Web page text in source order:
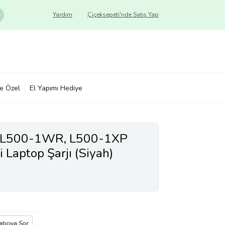
Çiçeksepeti'nde Satış Yap
Yardım
Özel El Yapımı Hediye
1WR, L500-1XP
Şarjı (Siyah)